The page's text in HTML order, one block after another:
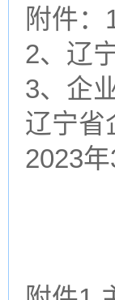
附件
2、辽
3、企
辽宁省
2023年